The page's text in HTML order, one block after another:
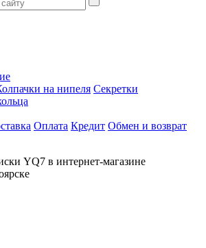
на нипеля Секретки
Оплата Кредит Обмен и возврат
YQ7 в интернет-магазине